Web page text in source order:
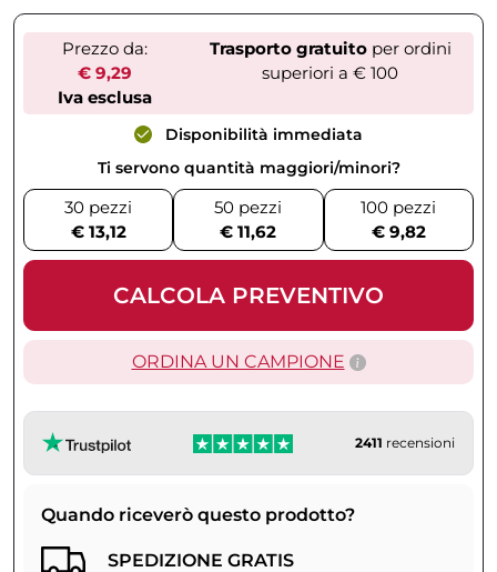
Prezzo da:
€ 9,29
Iva esclusa
Trasporto gratuitoper ordini
superiori a € 100
Disponibilità immediata
Ti servono quantità maggiori/minori?
30 pezzi
€ 13,12
50 pezzi
€ 11,62
100 pezzi
€ 9,82
CALCOLA PREVENTIVO
ORDINA UN CAMPIONE
2411 recensioni
Quando riceverò questo prodotto?
SPEDIZIONE GRATIS